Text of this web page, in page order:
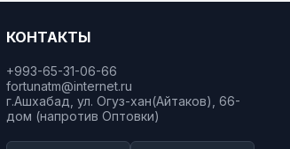
КОНТАКТЫ
+993-65-31-06-66
fortunatm@internet.ru
г.Ашхабад, ул. Огуз-хан(Айтаков), 66-
дом (напротив Оптовки)